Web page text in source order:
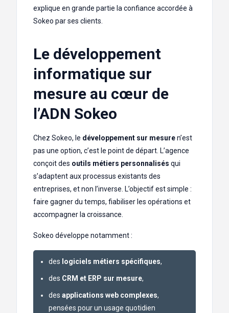
explique en grande partie la confiance accordée à
Sokeo par ses clients.
Le développement
informatique sur
mesure au cœur de
l’ADN Sokeo
Chez Sokeo, le développement sur mesuren’est
pas une option, c’est le point de départ. L’agence
conçoit des outils métiers personnalisés qui
s’adaptent aux processus existants des
entreprises, et non l’inverse. L’objectif est simple :
faire gagner du temps, fiabiliser les opérations et
accompagner la croissance.
Sokeo développe notamment :
des logiciels métiers spécifiques,
des CRM et ERP sur mesure,
des applications web complexes,
pensées pour un usage quotidien